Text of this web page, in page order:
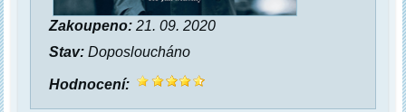
Zakoupeno: 21. 09. 2020
Stav: Doposloucháno
Hodnocení: